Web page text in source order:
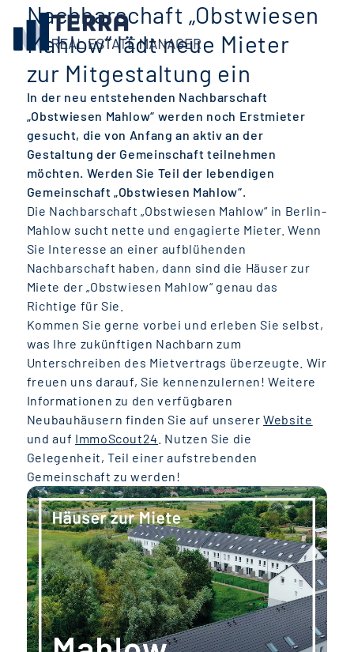
Nachbarschaft „Obstwiesen
Mahlow“ lädt neue Mieter
zur Mitgestaltung ein
In der neu entstehenden Nachbarschaft
„Obstwiesen Mahlow“ werden noch Erstmieter
gesucht, die von Anfang an aktiv an der
Gestaltung der Gemeinschaft teilnehmen
möchten. Werden Sie Teil der lebendigen
Gemeinschaft „Obstwiesen Mahlow“.
Die Nachbarschaft „Obstwiesen Mahlow“ in Berlin-
Mahlow sucht nette und engagierte Mieter. Wenn
Sie Interesse an einer aufblühenden
Nachbarschaft haben, dann sind die Häuser zur
Miete der „Obstwiesen Mahlow“ genau das
Richtige für Sie.
Kommen Sie gerne vorbei und erleben Sie selbst,
was Ihre zukünftigen Nachbarn zum
Unterschreiben des Mietvertrags überzeugte. Wir
freuen uns darauf, Sie kennenzulernen! Weitere
Informationen zu den verfügbaren
Neubauhäusern finden Sie auf unsererWebsite
und auf ImmoScout24 . Nutzen Sie die
Gelegenheit, Teil einer aufstrebenden
Gemeinschaft zu werden!